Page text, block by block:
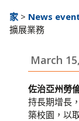
家 > News
擴展業務
March
佐治亞州勞
持長期增長
築校園，以